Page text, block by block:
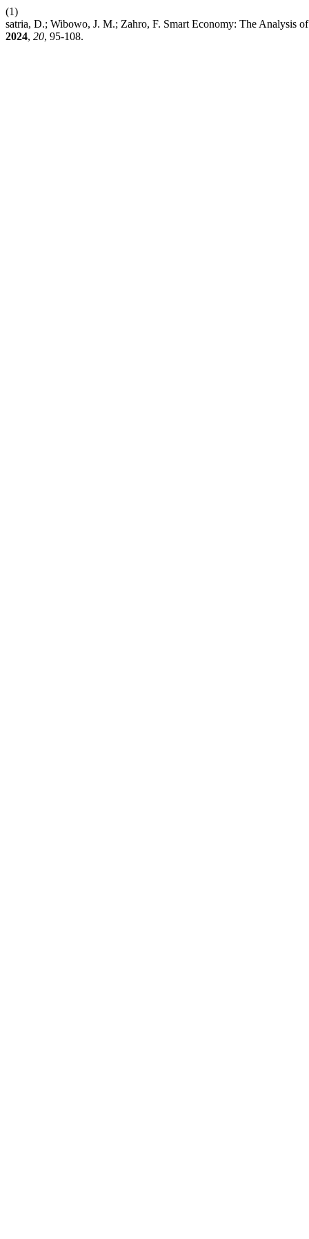
(1)
satria, D.; Wibowo, J. M.; Zahro, F. Smart Economy: The Analysis
2024, 20, 95-108.